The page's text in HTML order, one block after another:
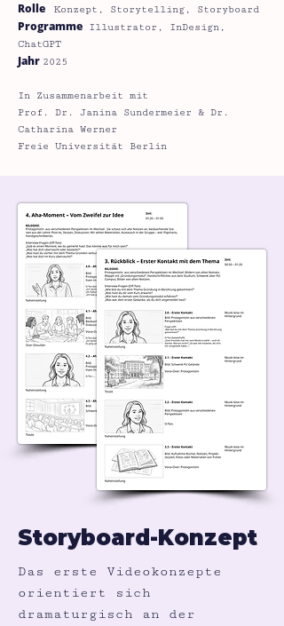
Rolle Konzept, Storytelling, Storyboard
Programme Illustrator, InDesign,
ChatGPT
Jahr 2025
In Zusammenarbeit mit
Prof. Dr. Janina Sundermeier & Dr.
Catharina Werner
Freie Universität Berlin
Storyboard-Konzept
Das erste Videokonzepte
orientiert sich
dramaturgisch an der